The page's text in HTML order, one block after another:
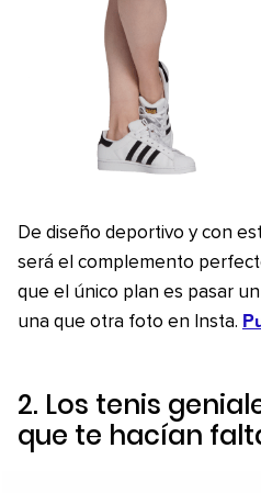
De diseño deportivo y con
será el complemento
que el único plan es pasar
una que otra foto en Insta.
2. Los tenis
que te hacían